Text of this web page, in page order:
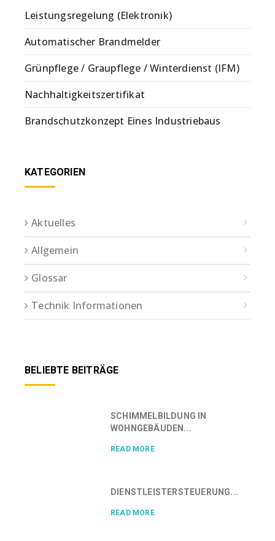
Leistungsregelung (Elektronik)
Automatischer Brandmelder
Grünpflege / Graupflege / Winterdienst (IFM)
Nachhaltigkeitszertifikat
Brandschutzkonzept Eines Industriebaus
KATEGORIEN
Aktuelles
Allgemein
Glossar
Technik Informationen
BELIEBTE BEITRÄGE
SCHIMMELBILDUNG IN
WOHNGEBÄUDEN...
READ MORE
DIENSTLEISTERSTEUERUNG...
READ MORE